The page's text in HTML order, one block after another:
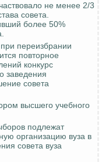
не менее 2/3
совета.
более 50%
переизбрании
повторное
конкурс
заведения
совета
высшего учебного
подлежат
организацию вуза в
совета вуза